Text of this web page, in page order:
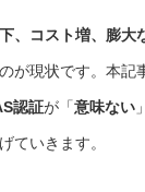
、コスト増、膨大
が現状です。本記
認証が「意味ない
ていきます。